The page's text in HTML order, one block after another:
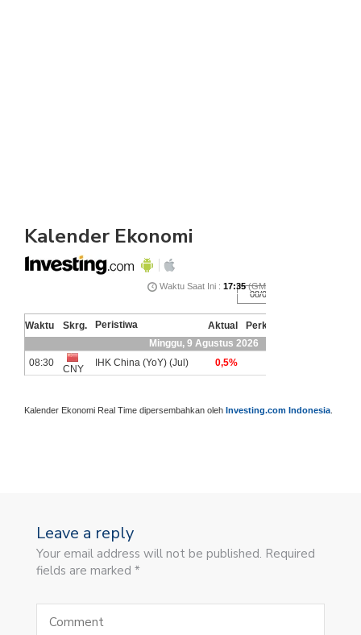
Kalender Ekonomi
Kalender Ekonomi Real Time dipersembahkan oleh Investing.com Indonesia
Leave a reply
Your email address will not be published. Required
fields are marked *